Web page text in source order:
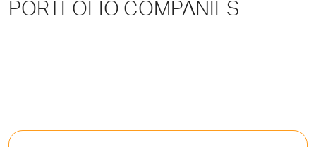
PORTFOLIO COMPANIES